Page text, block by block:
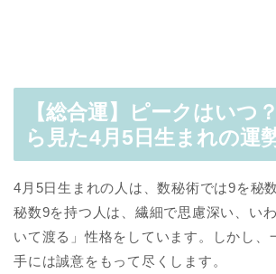
【総合運】ピークはいつ
ら見た4月5日生まれの運
4月5日生まれの人は、数秘術では9を秘
秘数9を持つ人は、繊細で思慮深い、い
いて渡る」性格をしています。しかし、
手には誠意をもって尽くします。